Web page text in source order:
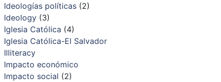
Ideologías políticas(2)
Ideology(3)
Iglesia Católica (4)
Iglesia Católica-El Salvador
Illiteracy
Impacto económico
Impacto social (2)